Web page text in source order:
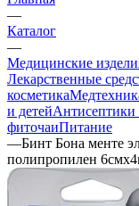
—
Каталог
—
Медицинские
Лекарственные
косметика
и детейАнтисептики
фиточаиПитание
—Бинт Бона менте
полипропилен